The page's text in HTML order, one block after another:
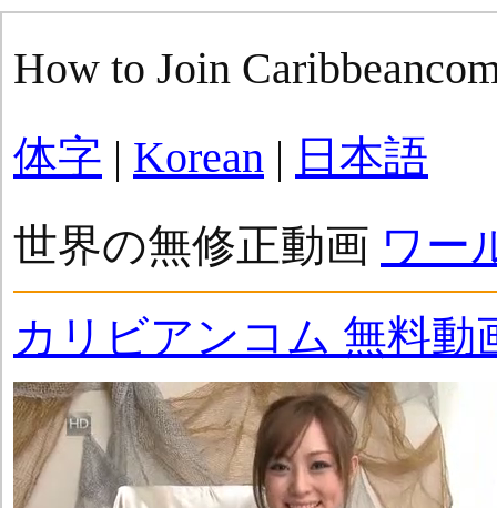
How to Join
体字 | Korean | 日本語
世界の無修正動画 ワー
カリビアンコム 無料動